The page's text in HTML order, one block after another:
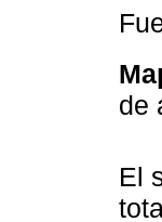
de
El